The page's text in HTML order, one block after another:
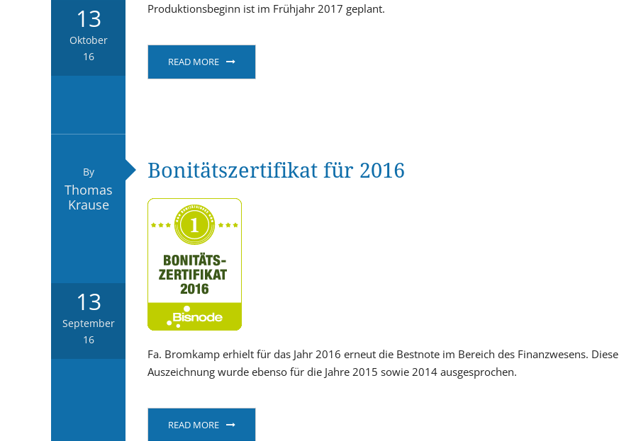
13
Oktober
16
Produktionsbeginn ist im Frühjahr 2017 geplant.
READ MORE
By
Thomas
Krause
13
September
16
Bonitätszertifikat für 2016
Fa. Bromkamp erhielt für das Jahr 2016 erneut die Bestnote im Bereich des Finanzwesens. Diese
Auszeichnung wurde ebenso für die Jahre 2015 sowie 2014 ausgesprochen.
READ MORE